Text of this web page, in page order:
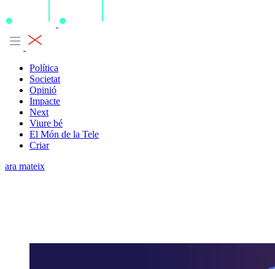
Política
Societat
Opinió
Impacte
Next
Viure bé
El Món de la Tele
Criar
ara mateix